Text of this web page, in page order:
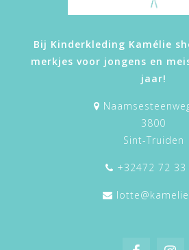
Bij Kinderkleding Kamélie
merkjes voor jongens en
jaar!
3800
Sint-Truiden
+32472 72 33